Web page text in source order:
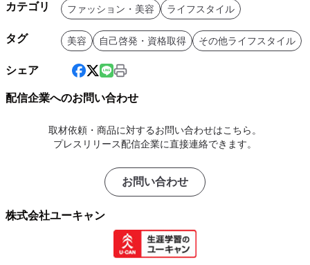
カテゴリ ファッション・美容 ライフスタイル
タグ 美容 自己啓発・資格取得 その他ライフスタイル
シェア
配信企業へのお問い合わせ
取材依頼・商品に対するお問い合わせはこちら。
プレスリリース配信企業に直接連絡できます。
お問い合わせ
株式会社ユーキャン